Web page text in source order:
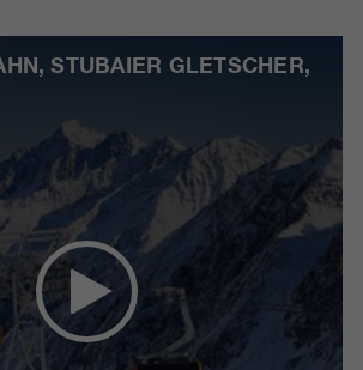
STUBAIER GLETSCHER,